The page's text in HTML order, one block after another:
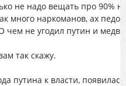
не надо вещать про 90%
много наркоманов, ах
не угодил путин и
так скажу.
путина к власти,